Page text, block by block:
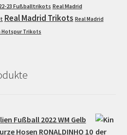
23 Fußballtrikots Real Madrid
Real Madrid Trikots Real Madrid
Hotspur Trikots
Fußball 2022 WM Gelb
Hosen RONALDINHO 10